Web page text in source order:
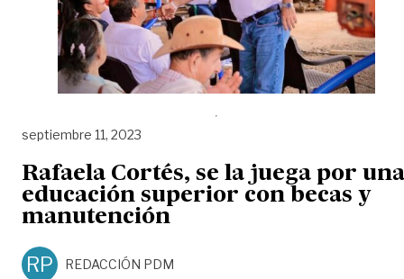
septiembre 11, 2023
Rafaela Cortés, se la juega por una
educación superior con becas y
manutención
RP REDACCIÓN PDM